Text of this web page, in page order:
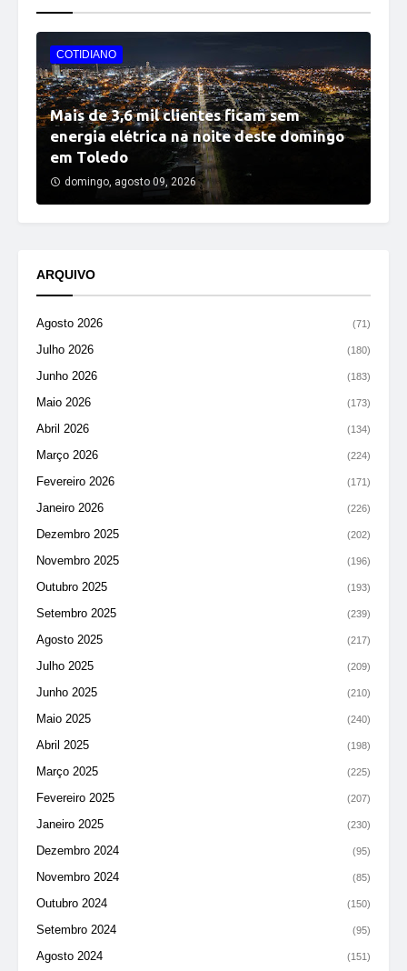
COTIDIANO
Mais de 3,6 mil clientes ficam sem
energia elétrica na noite deste domingo
em Toledo
domingo, agosto 09, 2026
ARQUIVO
Agosto 2026 (71)
Julho 2026 (180)
Junho 2026 (183)
Maio 2026 (173)
Abril 2026 (134)
Março 2026 (224)
Fevereiro 2026 (171)
Janeiro 2026 (226)
Dezembro 2025 (202)
Novembro 2025 (196)
Outubro 2025 (193)
Setembro 2025 (239)
Agosto 2025 (217)
Julho 2025 (209)
Junho 2025 (210)
Maio 2025 (240)
Abril 2025 (198)
Março 2025 (225)
Fevereiro 2025 (207)
Janeiro 2025 (230)
Dezembro 2024 (95)
Novembro 2024 (85)
Outubro 2024 (150)
Setembro 2024 (95)
Agosto 2024 (151)